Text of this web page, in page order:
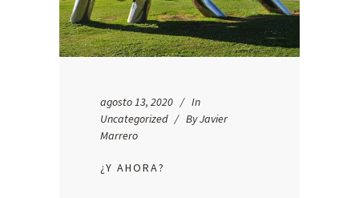
agosto 13, 2020
In
Uncategorized
ByJavier
Marrero
¿Y AHORA?